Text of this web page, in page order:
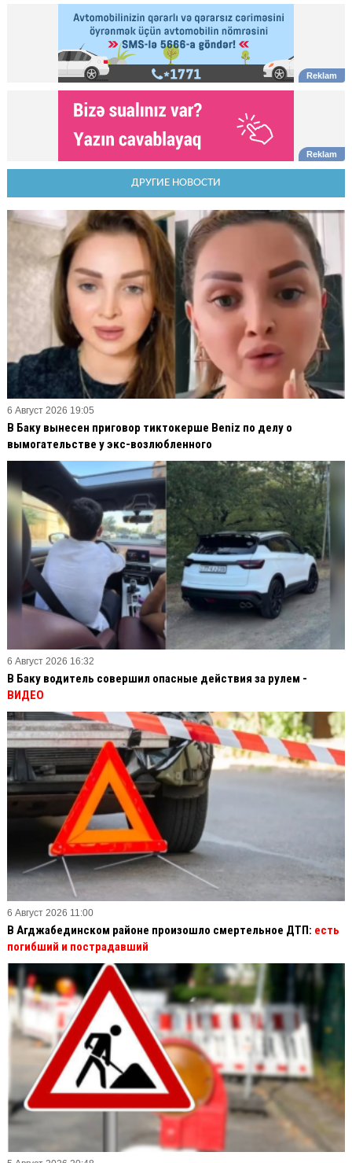
ДРУГИЕ НОВОСТИ
6 Август 2026 19:05
В Баку вынесен приговор тиктокерше Beniz по делу о
вымогательстве у экс-возлюбленного
6 Август 2026 16:32
В Баку водитель совершил опасные действия за рулем -
ВИДЕО
6 Август 2026 11:00
В Агджабединском районе произошло смертельное ДТП: есть
погибший и пострадавший